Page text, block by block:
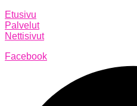
Etusivu
Palvelut
Nettisivut
Facebook